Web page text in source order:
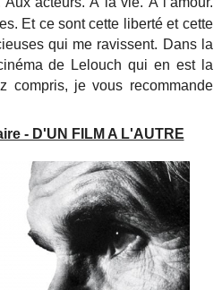
Et ce sont cette liberté et cette
qui me ravissent. Dans la
de Lelouch qui en est la
compris, je vous recommande
- D'UN FILM A L'AUTRE